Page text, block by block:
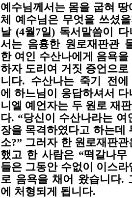
예수님께서는 몸을 굽혀
체 예수님은 무엇을 쓰셨
날 (4월7일) 독서말씀이
서는 음흉한 원로재판관
한 여인 수산나에게 음욕
하자 도리여 거짓 증언으
니다. 수산나는 죽기 전
에 하느님이 응답하셔서
니엘 예언자는 두 원로 재
다. “당신이 수산나라는
장을 목격하였다고 하는데
소?” 그러자 한 원로재판
했고 한 사람은 “떡갈나
들은 그동안 수없이 이스
로 음욕을 채어 왔습니다.
에 처형되게 됩니다.